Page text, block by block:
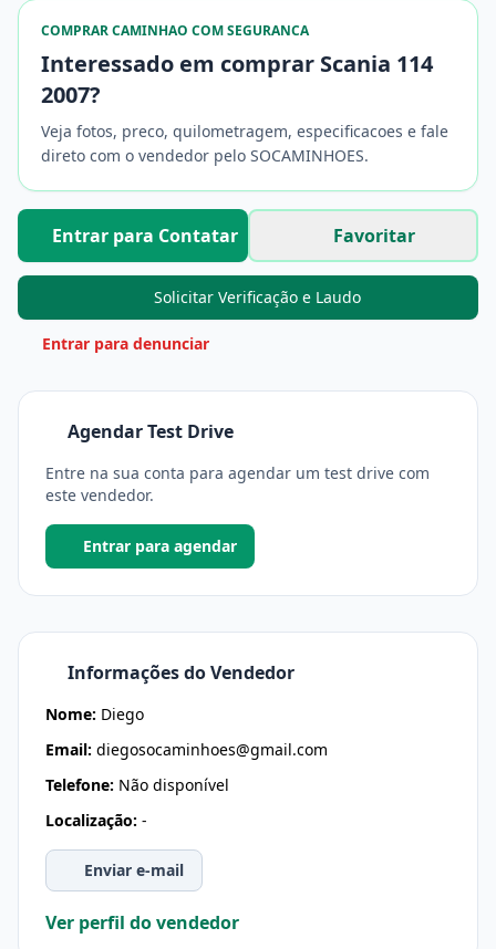
COMPRAR CAMINHAO COM SEGURANCA
Interessado em comprar Scania 114
2007?
Veja fotos, preco, quilometragem, especificacoes e fale
direto com o vendedor pelo SOCAMINHOES.
Entrar para Contatar Favoritar
Solicitar Verificação e Laudo
Entrar para denunciar
Agendar Test Drive
Entre na sua conta para agendar um test drive com
este vendedor.
Entrar para agendar
Informações do Vendedor
Nome: Diego
Email: diegosocaminhoes@gmail.com
Telefone: Não disponível
Localização: -
Enviar e-mail
Ver perfil do vendedor